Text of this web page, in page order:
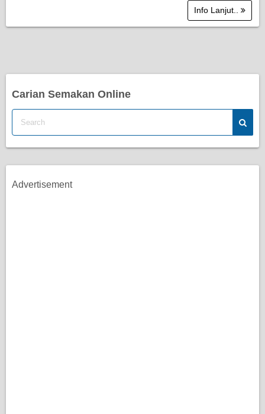
Info Lanjut..
Carian Semakan Online
Advertisement